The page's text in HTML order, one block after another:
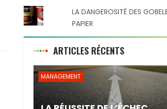
LA DANGEROSITÉ DES
PAPIER
ARTICLES RÉCENTS
MANAGEMENT